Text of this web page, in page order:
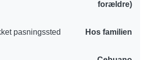
forældre)
pasningssted Hos familien